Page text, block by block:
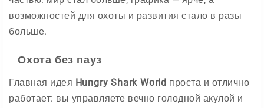
возможностей для охоты и развития стало в разы
больше.
Охота без пауз
Главная идея Hungry Shark World проста и отлично
работает: вы управляете вечно голодной акулой и